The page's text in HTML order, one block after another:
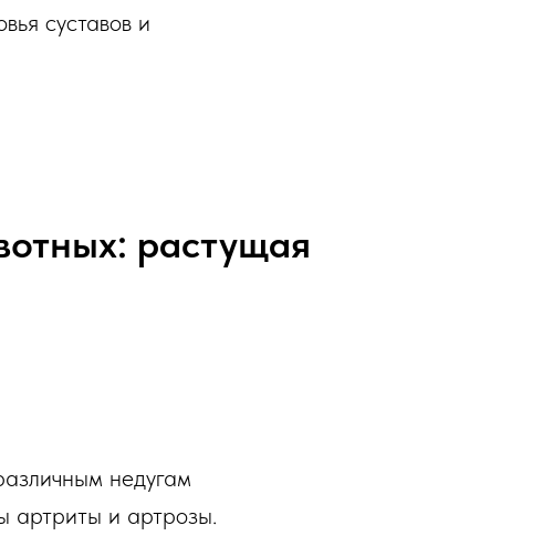
суставов и
растущая
недугам
артриты и артрозы.